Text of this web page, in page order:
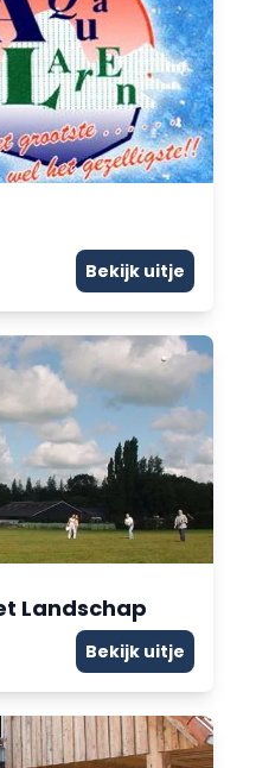
Bekijk uitje
Landschap
Bekijk uitje